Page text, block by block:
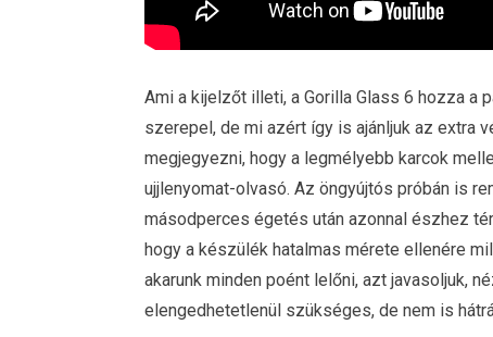
Ami a kijelzőt illeti, a Gorilla Glass 6 hozza a
szerepel, de mi azért így is ajánljuk az extra
megjegyezni, hogy a legmélyebb karcok
ujjlenyomat-olvasó. Az öngyújtós próbán is
másodperces égetés után azonnal észhez
hogy a készülék hatalmas mérete ellenére
akarunk minden poént lelőni, azt javasoljuk,
elengedhetetlenül szükséges, de nem is